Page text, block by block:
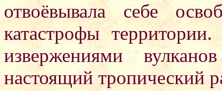
отвоёвывала себе
катастрофы
извержениями
настоящий тропический